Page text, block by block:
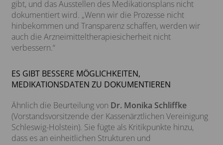
gibt, und das Ausstellen des Medikationsplans nicht
dokumentiert wird. „Wenn wir die Prozesse nicht
hinbekommen und Transparenz schaffen, werden wir
auch die Arzneimitteltherapiesicherheit nicht
verbessern.“
ES GIBT BESSERE MÖGLICHKEITEN,
MEDIKATIONSDATEN ZU DOKUMENTIEREN
Ähnlich die Beurteilung von Dr. Monika Schliffke
(Vorstandsvorsitzende der Kassenärztlichen Vereinigung
Schleswig-Holstein). Sie fügte als Kritikpunkte hinzu,
dass es an einheitlichen Strukturen und